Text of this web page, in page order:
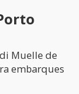
Muelle de
embarques